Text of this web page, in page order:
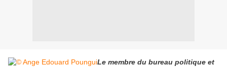
Le membre du bureau politique et